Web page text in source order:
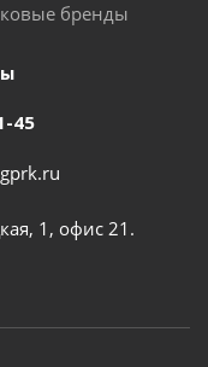
бренды
45
1, офис 21.